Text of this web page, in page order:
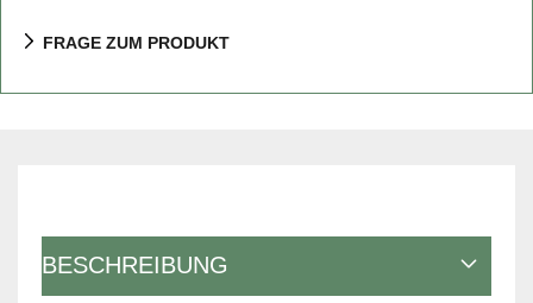
FRAGE ZUM PRODUKT
BESCHREIBUNG